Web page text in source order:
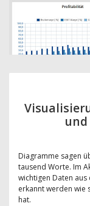
Diagramme sagen
tausend Worte. Im
wichtigen Daten
erkannt werden wie
hat.